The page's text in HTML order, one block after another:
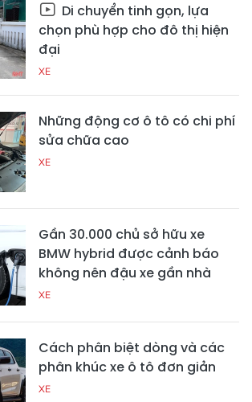
Di chuyển tinh gọn, lựa
chọn phù hợp cho đô thị hiện
đại
XE
Những động cơ ô tô có chi phí
sửa chữa cao
XE
Gần 30.000 chủ sở hữu xe
BMW hybrid được cảnh báo
không nên đậu xe gần nhà
XE
Cách phân biệt dòng và các
phân khúc xe ô tô đơn giản
XE